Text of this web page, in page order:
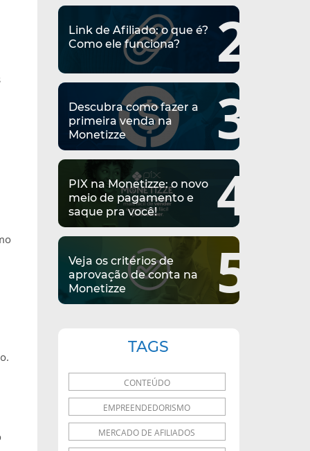
2
Link de Afiliado: o que é?
Como ele funciona?
3
Descubra como fazer a
primeira venda na
Monetizze
4
PIX na Monetizze: o novo
meio de pagamento e
saque pra você!
5
Veja os critérios de
aprovação de conta na
Monetizze
TAGS
CONTEÚDO
EMPREENDEDORISMO
MERCADO DE AFILIADOS